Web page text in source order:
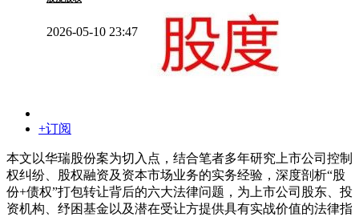
2026-05-10 23:47
+订阅
本文以华瑞股份案为切入点，结合笔者多年研究上市公司控制
权纠纷、股权融资及资本市场业务的实务经验，深度剖析“股
份+债权”打包转让背后的六大法律问题，为上市公司股东、投
资机构、纾困基金以及潜在受让方提供具有实战价值的法律指